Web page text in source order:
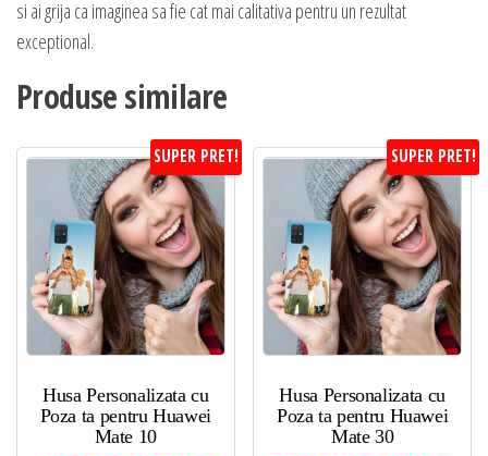
si ai grija ca imaginea sa fie cat mai calitativa pentru un rezultat
exceptional.
Produse similare
SUPER PRET!
Husa Personalizata cu
Poza ta pentru Huawei
Mate 10
SUPER PRET!
Husa Personalizata cu
Poza ta pentru Huawei
Mate 30